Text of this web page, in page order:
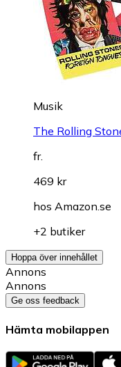
Musik
The Rolling
fr.
469 kr
hos Amazon.se
+2 butiker
Hoppa över innehållet
Annons
Annons
Ge oss feedback
Hämta mobilappen